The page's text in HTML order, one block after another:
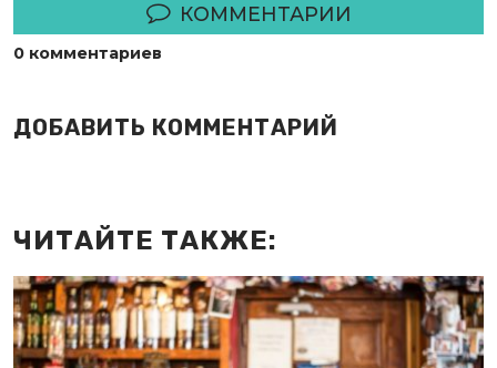
КОММЕНТАРИИ
0 комментариев
ДОБАВИТЬ КОММЕНТАРИЙ
ЧИТАЙТЕ ТАКЖЕ: